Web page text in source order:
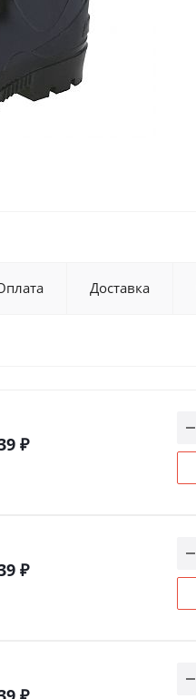
Доставка
₽
₽